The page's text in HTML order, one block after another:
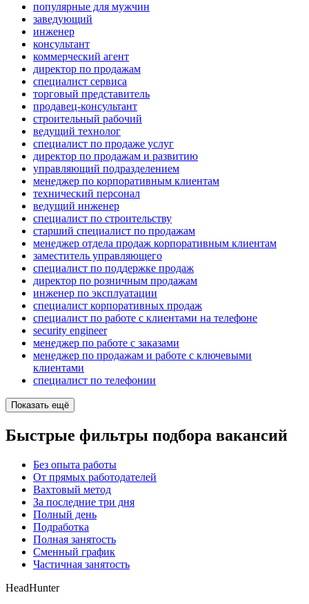
популярные для мужчин
заведующий
инженер
консультант
коммерческий агент
директор по продажам
специалист сервиса
торговый представитель
продавец-консультант
строительный рабочий
ведущий технолог
специалист по продаже услуг
директор по продажам и развитию
управляющий подразделением
менеджер по корпоративным клиентам
технический персонал
ведущий инженер
специалист по строительству
старший специалист по продажам
менеджер отдела продаж корпоративным клиентам
заместитель управляющего
специалист по поддержке продаж
директор по розничным продажам
инженер по эксплуатации
специалист корпоративных продаж
специалист по работе с клиентами на телефоне
security engineer
менеджер по работе с заказами
менеджер по продажам и работе с ключевыми
клиентами
специалист по телефонии
Показать ещё
Быстрые фильтры подбора вакансий
Без опыта работы
От прямых работодателей
Вахтовый метод
За последние три дня
Полный день
Подработка
Полная занятость
Сменный график
Частичная занятость
HeadHunter